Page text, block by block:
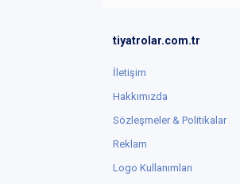
tiyatrolar.com.tr
İletişim
Hakkımızda
Sözleşmeler & Politikalar
Reklam
Logo Kullanımları